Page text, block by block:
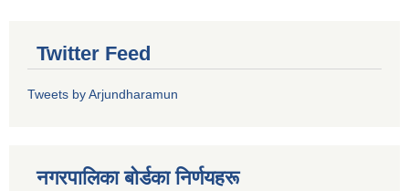
Twitter Feed
Tweets by Arjundharamun
नगरपालिका बाेर्डका निर्णयहरू